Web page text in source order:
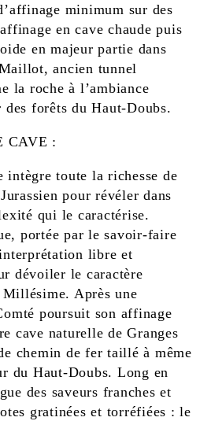
minimum sur des
en cave chaude puis
en majeur partie dans
ancien tunnel
la roche à l’ambiance
forêts du Haut-Doubs.
CAVE :
toute la richesse de
pour révéler dans
qui le caractérise.
portée par le savoir-faire
libre et
dévoiler le caractère
Après une
poursuit son affinage
cave naturelle de Granges
chemin de fer taillé à même
du Haut-Doubs. Long en
des saveurs franches et
gratinées et torréfiées : le